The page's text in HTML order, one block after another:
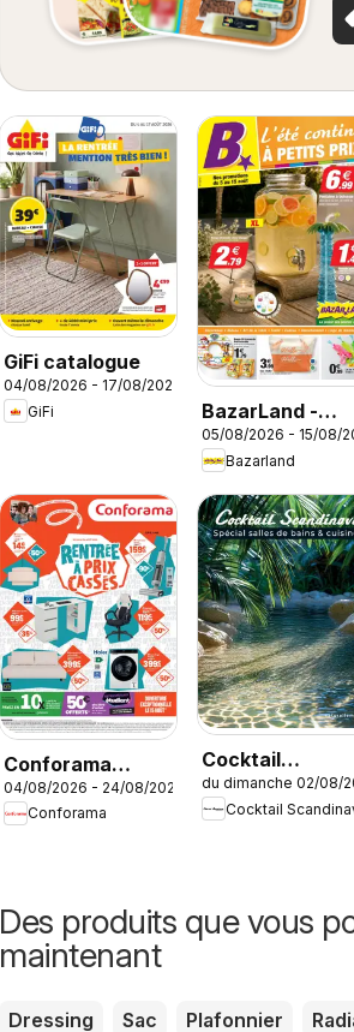
GiFi catalogue
04/08/2026 - 17/08/2026
GiFi
BazarLand -
L'été continue
petits prix
05/08/2026 - 15/08/
Bazarland
Conforama
Rentrée à prix
cassés
04/08/2026 - 24/08/2026
Conforama
Cocktail
Scandinave
catalogue
du dimanche 02/08/
Cocktail
Des produits que vous
maintenant
Dressing Sac Plafonnier